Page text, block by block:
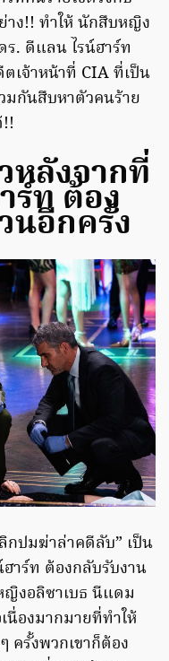
าง!! ทำให้ นักสืบหญิง
. ดีแลน ไรน์ฮาร์ท
เจ้าหน้าที่ CIA ที่เป็น
มกันสืบหาตัวคนร้าย
หลังจากที่
ร์ท ต้อง
นอีกครั้ง
ปมฆ่าล่าคดีลับ” เป็น
าร์ท ต้องกลับรับงาน
งอลิซาเบธ นีแดม
องมากมายที่ทำให้
ครั้งพวกเขาก็ต้อง